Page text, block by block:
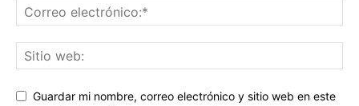
Guardar mi nombre, correo electrónico y sitio web en este